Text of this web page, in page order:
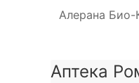
Алерана Био-
Аптека